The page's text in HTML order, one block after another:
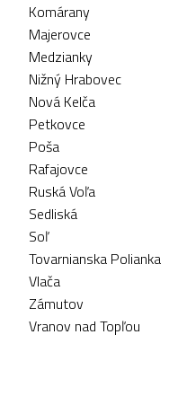
Komárany
Majerovce
Medzianky
Nižný Hrabovec
Nová Kelča
Petkovce
Poša
Rafajovce
Ruská Voľa
Sedliská
Soľ
Tovarnianska Polianka
Vlača
Zámutov
Vranov nad Topľou